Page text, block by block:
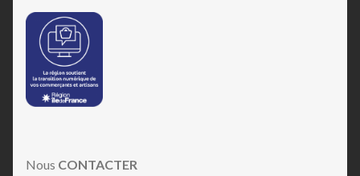
Nous CONTACTER